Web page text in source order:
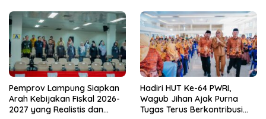
dari Desa
Pemprov Lampung Siapkan
Arah Kebijakan Fiskal 2026-
2027 yang Realistis dan
Hadiri HUT Ke-64 PWRI,
Wagub Jihan Ajak Purna
Tugas Terus Berkontribusi